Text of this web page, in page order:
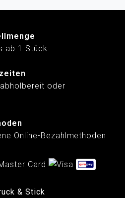
ab 1 Stück.
oder
Online-Bezahlmethoden
& Stick